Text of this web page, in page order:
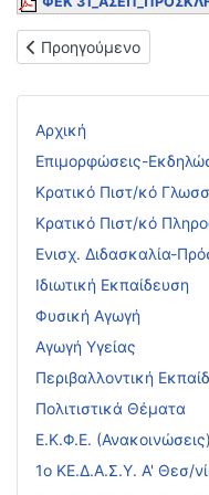
Αρχική
Επιμορφώσεις-
Κρατικό Πιστ/κό
Κρατικό Πιστ/κό
Ενισχ. Διδασκαλία-
Ιδιωτική Εκπαίδευση
Φυσική Αγωγή
Αγωγή Υγείας
Περιβαλλοντική
Πολιτιστικά Θέματα
Ε.Κ.Φ.Ε. (Ανακοινώσεις)
1ο ΚΕ.Δ.Α.Σ.Υ. Α' Θεσ/
Προηγούμενο άρθρο:
Προηγούμενο